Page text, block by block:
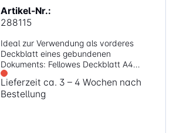
Artikel-Nr.:
288115
Ideal zur Verwendung als vorderes
Deckblatt eines gebundenen
Dokuments: Fellowes Deckblatt A4
Eigenschaften:
Leichtes/mittelschweres 150 Mikron
starkes A4 PVC Deckblatt 100 Stück
Lieferzeit ca. 3 – 4 Wochen nach
Bestellung